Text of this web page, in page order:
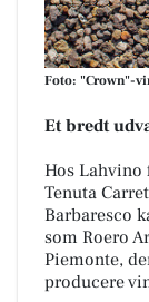
Foto: "Crown"-
Et bredt
Hos
Tenuta
Barbaresco
som Roero
Piemonte,
producere